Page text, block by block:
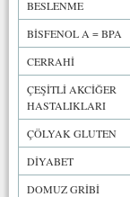
BESLENME
BİSFENOL A = BPA
CERRAHİ
ÇEŞİTLİ AKCİĞER
HASTALIKLARI
ÇÖLYAK GLUTEN
DİYABET
DOMUZ GRİBİ